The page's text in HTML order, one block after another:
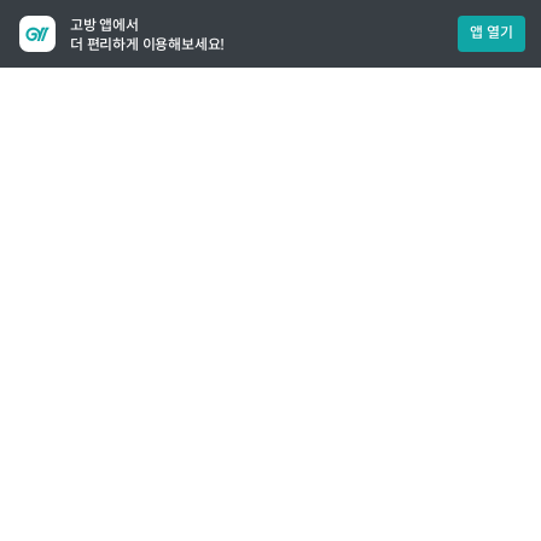
고방 앱에서
더 편리하게 이용해보세요!
앱 열기